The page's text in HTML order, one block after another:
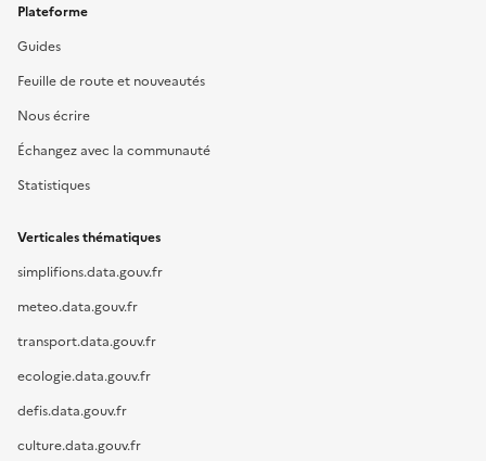
Plateforme
Guides
Feuille de route et nouveautés
Nous écrire
Échangez avec la communauté
Statistiques
Verticales thématiques
simplifions.data.gouv.fr
meteo.data.gouv.fr
transport.data.gouv.fr
ecologie.data.gouv.fr
defis.data.gouv.fr
culture.data.gouv.fr